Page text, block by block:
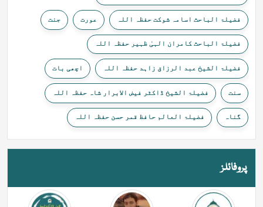
فضیلۃ الباحث اسامہ شوکت حفظہ اللہ عورت جنت
فضیلۃ الباحث کامران الہیٰ ظہیر حفظہ اللہ
فضیلۃ الشیخ عبد الرزاق زاہد حفظہ اللہ اچھی بات
سنت فضیلۃ الشیخ ڈاکٹر فیض الابرار شاہ حفظہ اللہ
گناہ فضیلۃ العالم حافظ قمر حسن حفظہ اللہ
پروفائلز